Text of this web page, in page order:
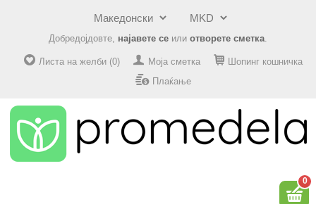
Добредојдовте, најавете се или отворете сметка.
Листа на желби (0) Моја сметка
Шопинг кошничка
Плаќање
0